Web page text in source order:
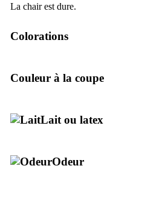
La chair est dure.
Colorations
Couleur à la coupe
Lait ou latex
Odeur